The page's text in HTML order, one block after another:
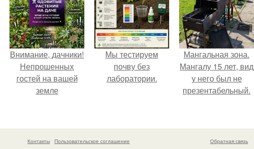
Внимание, дачники!
Непрошенных
гостей на вашей
земле
Мы тестируем
почву без
лаборатории.
Мангальная зона.
Мангалу 15 лет, вид
у него был не
презентабельный.
Контакты Пользовательское соглашение Обратная связь